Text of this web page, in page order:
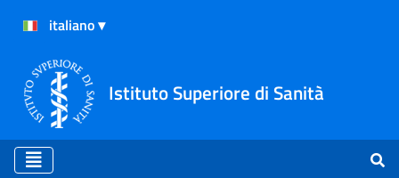
Istituto Superiore di Sanità